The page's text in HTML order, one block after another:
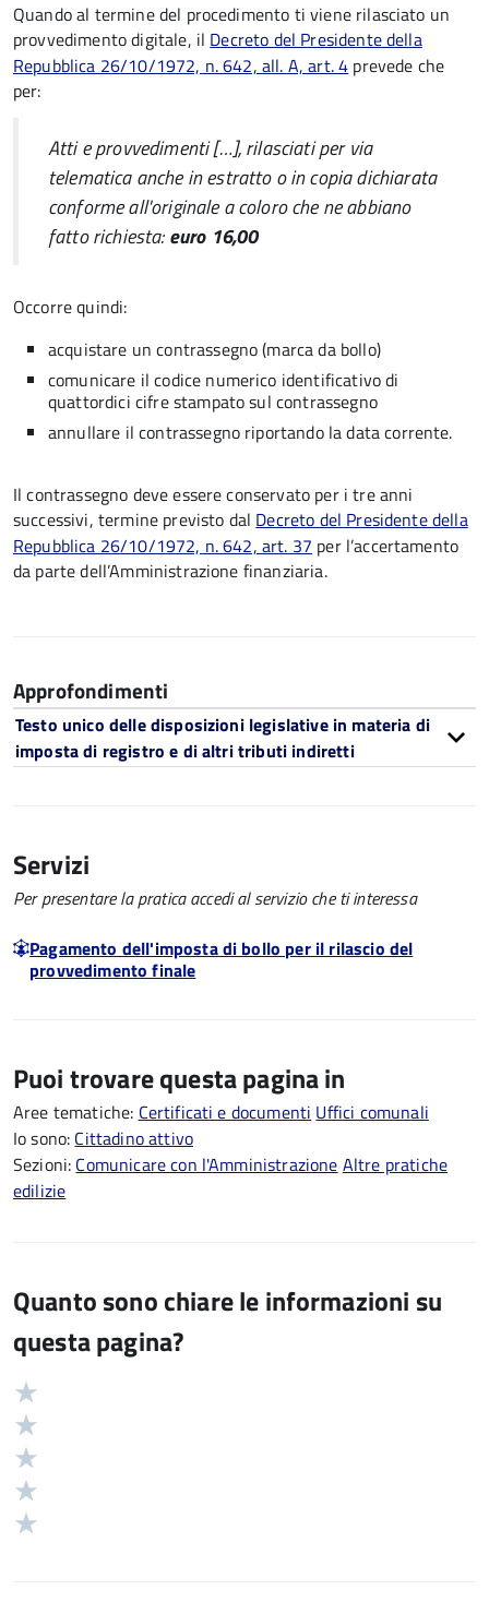
Quando al termine del procedimento ti viene rilasciato un
provvedimento digitale, il Decreto del Presidente della
Repubblica 26/10/1972, n. 642, all. A, art. 4 prevede che
per:
Atti e provvedimenti […], rilasciati per via
telematica anche in estratto o in copia dichiarata
conforme all'originale a coloro che ne abbiano
fatto richiesta:euro 16,00
Occorre quindi:
acquistare un contrassegno (marca da bollo)
comunicare il codice numerico identificativo di
quattordici cifre stampato sul contrassegno
annullare il contrassegno riportando la data corrente.
Il contrassegno deve essere conservato per i tre anni
successivi, termine previsto dal Decreto del Presidente della
Repubblica 26/10/1972, n. 642, art. 37 per l’accertamento
da parte dell’Amministrazione finanziaria.
Approfondimenti
Testo unico delle disposizioni legislative in materia di
imposta di registro e di altri tributi indiretti
Servizi
Per presentare la pratica accedi al servizio che ti interessa
Pagamento dell'imposta di bollo per il rilascio del
provvedimento finale
Puoi trovare questa pagina in
Aree tematiche: Certificati e documenti Uffici comunali
Io sono: Cittadino attivo
Sezioni: Comunicare con l'Amministrazione Altre pratiche
edilizie
Quanto sono chiare le informazioni su
questa pagina?
Valutazione